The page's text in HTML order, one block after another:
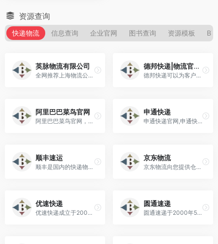
资源查询
快递物流 信息查询 企业官网 图书查询 资源模板 BT
英脉物流有限公司
全网推荐上海物流公司找英脉，物流公司4A级物流企业,17年物流货运经验,是集物流,运输、冷链,仓储,配送,电商入仓为一体的综合公司，为客户提供物流解决方案.
德邦快递|物流官方网站
德邦快递可以为客户提供快递/物流等多方位的服务,从同城快递到国际物流,我们都可以为您提供。
阿里巴巴菜鸟官网
阿里巴巴菜鸟官网，作为快递、物流、园区、仓储等供应链联盟服务商。
申通快递
申通快递官网,申通快递,快递,发快递,快递员,业务员查询,上门取件,在线下单(寄件),申通营业网点查询,快递加盟,单号追踪跟踪查询,投诉电话查询,车辆信息,申通新闻,招聘等服务,全国统一客服热线：95543.
顺丰速运
顺丰是国内的快递物流综合服务商，总部位于深圳，经过多年发展，已初步建立为客户提供一体化综合物流解决方案的能力，不仅提供配送端的物流服务，还延伸至价值链前端的产、供、销、配等环节，从消费者需求出发，以数据为牵引，利用大数据分析和云计算技术，为客户提供仓储管理、销售预测、大数据分析、金融管理等一揽子解决方案。
京东物流
京东物流向您提供仓配服务、快递快运服务、大件服务、冷链服务、跨境服务。
优速快递
优速快递成立于2009年，是一家提供全国性快递服务的规模型快递企业。
圆通速递
圆通速递于2000年5月28日在上海创立。